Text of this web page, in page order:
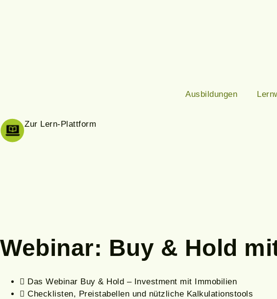
Ausbildungen
Zur Lern-Plattform
Webinar: Buy & Hold
Das Webinar Buy & Hold – Investment mit Immobilien
Checklisten, Preistabellen und nützliche Kalkulationstools